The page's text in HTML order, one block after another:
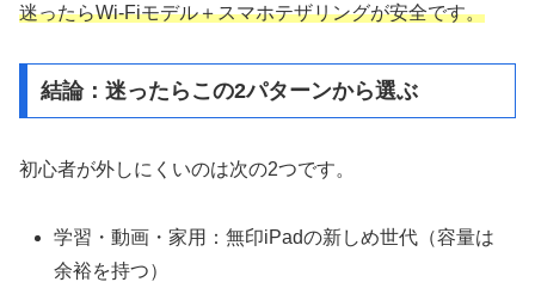
迷ったらWi-Fiモデル＋スマホテザリングが安全です。
結論：迷ったらこの2パターンから選ぶ
初心者が外しにくいのは次の2つです。
学習・動画・家用：無印iPadの新しめ世代（容量は
余裕を持つ）